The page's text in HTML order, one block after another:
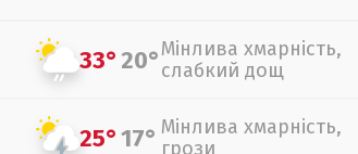
33°20°Мінлива хмарність,
слабкий дощ
25°17° Мінлива хмарність,
грози